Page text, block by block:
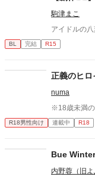
駒津まこ
アイドルの
BL 完結 R15
正義のヒ
numa
※18歳未満の
R18男性向け 連載中 R18
Bue Winter
内野蓉（旧よ